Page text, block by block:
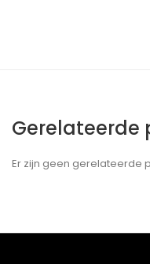
Gerelateerde
Er zijn geen gerelateerde